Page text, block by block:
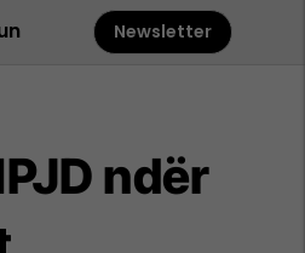
Newsletter
ndër